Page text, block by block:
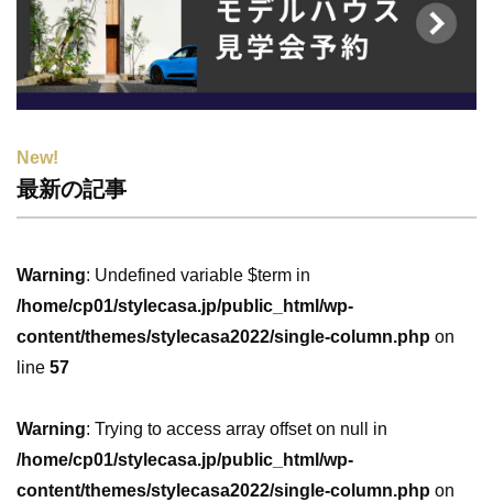
New!
最新の記事
Warning: Undefined variable $term in
/home/cp01/stylecasa.jp/public_html/wp-
content/themes/stylecasa2022/single-column.php on
line 57
Warning: Trying to access array offset on null in
/home/cp01/stylecasa.jp/public_html/wp-
content/themes/stylecasa2022/single-column.php on